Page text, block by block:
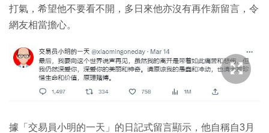
打氣，希望他不要看不開，多日來他亦沒有再作新留言，令
網友相當擔心。
據「交易員小明的一天」的日記式留言顯示，他自稱自3月